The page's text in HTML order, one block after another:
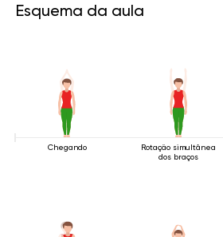
Esquema da aula
Chegando
Rotação simultânea
dos braços